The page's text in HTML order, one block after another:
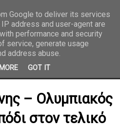
NET
– Ολυμπιακός
στον τελικό
Google to deliver its services
address and user-agent are
performance and security
service, generate usage
address abuse.
GOT IT